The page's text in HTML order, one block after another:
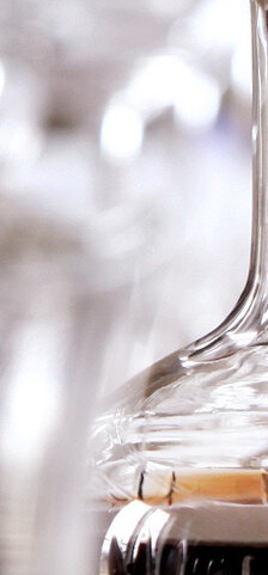
2023
Aux